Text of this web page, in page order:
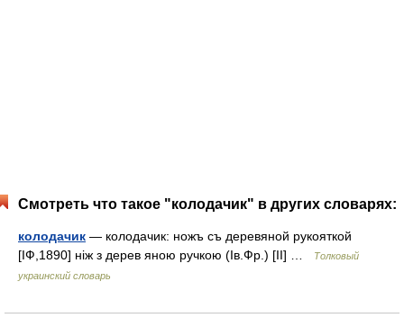
Смотреть что такое "колодачик" в других словарях:
колодачик — колодачик: ножъ съ деревяной рукояткой
[ІФ,1890] ніж з дерев яною ручкою (Ів.Фр.) [II] …
Толковый
украинский словарь